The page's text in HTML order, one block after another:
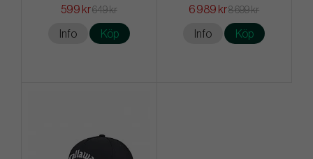
599 kr649 kr
Info Köp
6 989 kr8 699 kr
Info Köp